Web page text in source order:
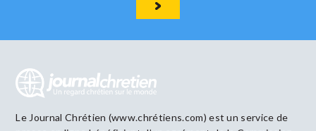
Le Journal Chrétien (www.chrétiens.com) est un service de